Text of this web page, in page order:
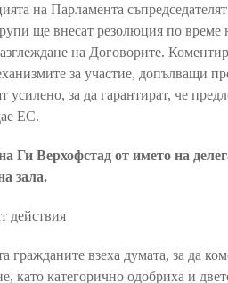
на Парламента
ще внесат резолюция по
на Договорите.
за участие, допълващи
усилено, за да гарантират, че
ЕС.
Ги Верхофстад от името на
зала.
действия
гражданите взеха думата, за да
като категорично одобриха и